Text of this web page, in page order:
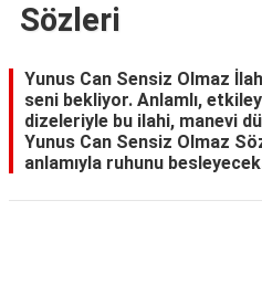
Sözleri
Yunus Can Sensiz Olmaz
seni bekliyor. Anlamlı,
dizeleriyle bu ilahi, manevi
Yunus Can Sensiz Olmaz
anlamıyla ruhunu